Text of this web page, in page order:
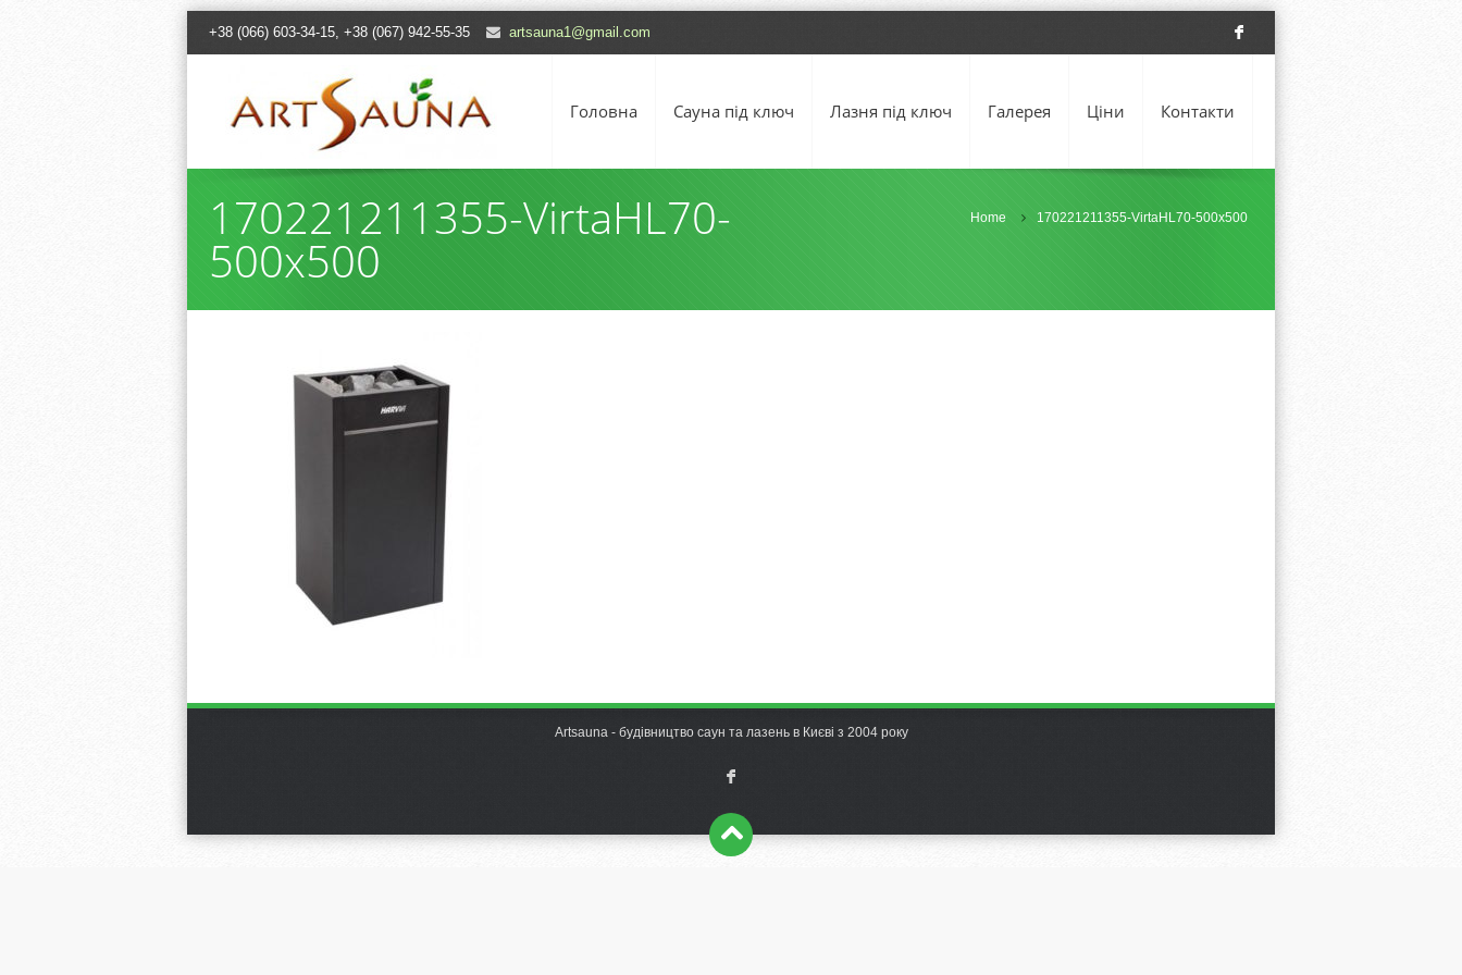
F
+38 (066) 603-34-15, +38 (067) 942-55-35 artsauna1@gmail.com
Головна Сауна під ключ Лазня під ключ Галерея Ціни Контакти
170221211355-VirtaHL70-
500x500
Home 170221211355-VirtaHL70-500x500
Artsauna - будівництво саун та лазень в Києві з 2004 року
F